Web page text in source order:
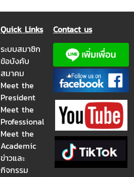
Quick Links
ระบบสมาชิก
ข้อบังคับ
สมาคม
Meet the
President
Meet the
Professional
Meet the
Academic
ข่าวและ
กิจกรรม
Contact us